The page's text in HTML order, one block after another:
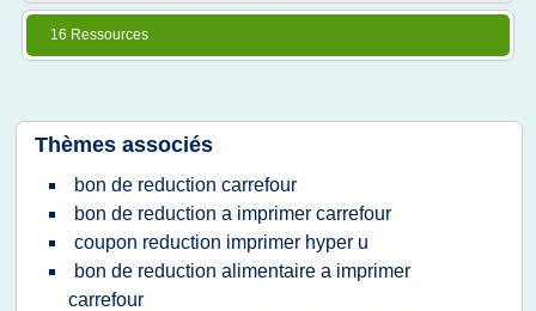
16 Ressources
Thèmes associés
bon de reduction carrefour
bon de reduction a imprimer carrefour
coupon reduction imprimer hyper u
bon de reduction alimentaire a imprimer
carrefour